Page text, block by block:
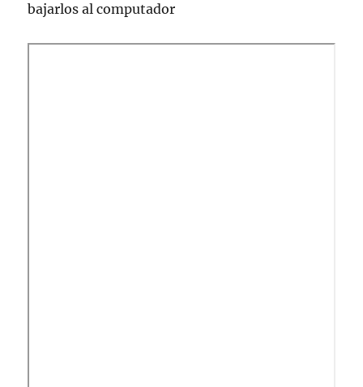
bajarlos al computador